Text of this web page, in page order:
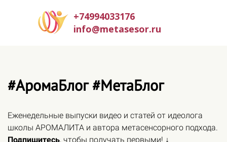
+74994033176
info@metasesor.ru
#АромаБлог #МетаБлог
Еженедельные выпуски видео и статей от идеолога
школы АРОМАЛИТА и автора метасенсорного подхода.
Подпишитесь, чтобы получать первыми! ↓